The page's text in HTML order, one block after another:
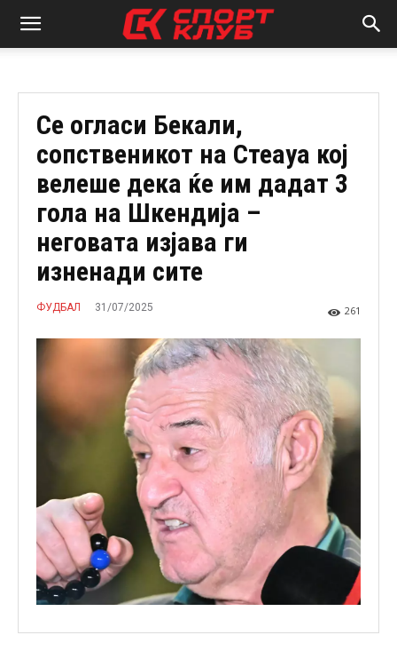
Се огласи Бекали,
сопственикот на Стеауа кој
велеше дека ќе им дадат 3
гола на Шкендија –
неговата изјава ги
изненади сите
ФУДБАЛ 31/07/2025 261